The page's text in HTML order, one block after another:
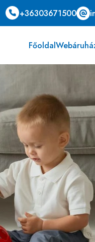
+36303671500
Főoldal